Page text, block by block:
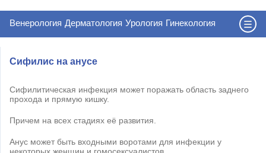
Венерология Дерматология Урология Гинекология
Сифилис на анусе
Сифилитическая инфекция может поражать область заднего
прохода и прямую кишку.
Причем на всех стадиях её развития.
Анус может быть входными воротами для инфекции у